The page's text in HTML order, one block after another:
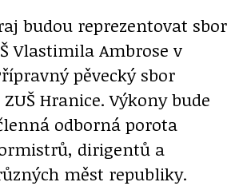
budou reprezentovat sbor
Vlastimila Ambrose v
pěvecký sbor
Hranice. Výkony bude
odborná porota
dirigentů a
měst republiky.